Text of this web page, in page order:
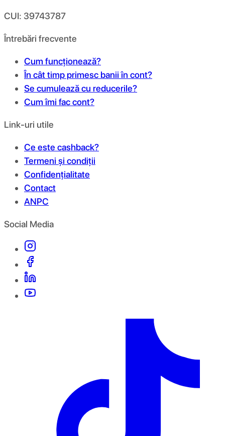
CUI: 39743787
Întrebări frecvente
Cum funcționează?
În cât timp primesc banii în cont?
Se cumulează cu reducerile?
Cum îmi fac cont?
Link-uri utile
Ce este cashback?
Termeni și condiții
Confidențialitate
Contact
ANPC
Social Media